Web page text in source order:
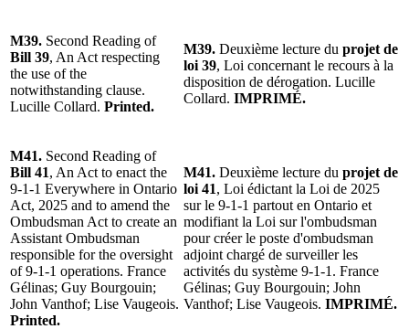
M39. Second Reading of
Bill 39, An Act respecting
the use of the
notwithstanding clause.
Lucille Collard. Printed.
M39. Deuxième lecture du projet de
loi 39, Loi concernant le recours à la
disposition de dérogation. Lucille
Collard. IMPRIMÉ.
M41. Second Reading of
Bill 41, An Act to enact the
9-1-1 Everywhere in Ontario
Act, 2025 and to amend the
Ombudsman Act to create an
Assistant Ombudsman
responsible for the oversight
of 9-1-1 operations. France
Gélinas; Guy Bourgouin;
John Vanthof; Lise Vaugeois.
Printed.
M41. Deuxième lecture du projet de
loi 41, Loi édictant la Loi de 2025
sur le 9-1-1 partout en Ontario et
modifiant la Loi sur l'ombudsman
pour créer le poste d'ombudsman
adjoint chargé de surveiller les
activités du système 9-1-1. France
Gélinas; Guy Bourgouin; John
Vanthof; Lise Vaugeois. IMPRIMÉ.